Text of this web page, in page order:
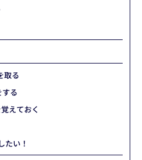
取る
る
えておく
たい！